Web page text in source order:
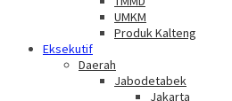
UMKM
Produk Kalteng
Eksekutif
Daerah
Jabodetabek
Jakarta